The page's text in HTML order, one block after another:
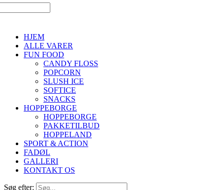
HJEM
ALLE VARER
FUN FOOD
CANDY FLOSS
POPCORN
SLUSH ICE
SOFTICE
SNACKS
HOPPEBORGE
HOPPEBORGE
PAKKETILBUD
HOPPELAND
SPORT & ACTION
FADØL
GALLERI
KONTAKT OS
Søg efter: